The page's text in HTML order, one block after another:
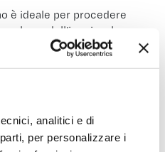
analitici e di
per personalizzare i
è ideale per procedere
laser dell’inguine: le
durante tutto il
in cui entrerai nel
subito con i